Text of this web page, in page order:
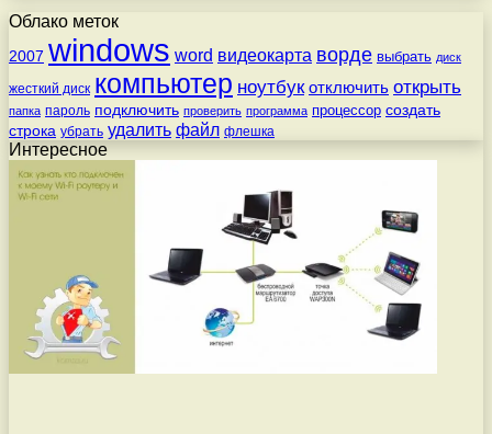
Облако меток
2007 windows word видеокарта ворде выбрать диск
жесткий диск компьютер ноутбук отключить открыть
папка пароль подключить проверить программа процессор создать
строка убрать удалить файл флешка
Интересное